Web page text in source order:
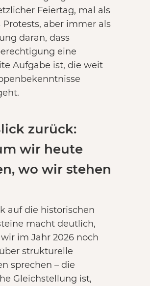
Feiertag, mal als
Protests, aber immer als
daran, dass
eine
Aufgabe ist, die weit
zurück:
wir heute
wo wir stehen
auf die historischen
macht deutlich,
im Jahr 2026 noch
strukturelle
sprechen – die
Gleichstellung ist,